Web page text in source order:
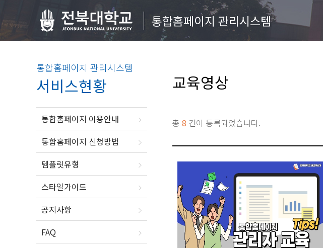
통합홈페이지 관리시스템
통합홈페이지 관리시스템
서비스현황
통합홈페이지 이용안내
통합홈페이지 신청방법
템플릿유형
스타일가이드
공지사항
FAQ
교육영상
총 8 건이 등록되었습니다.